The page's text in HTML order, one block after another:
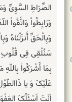
الصِّرَاطِ السَّوِیِّ
وَرَابِطُواْ وَاتَّقُواْ
وَبِالْحَقِّ أَنزَلْنَاهُ
سَنُلْقِی فِی قُلُوبِ
بِمَا أَشْرَکُواْ
عَلَیْکَ وَ یا
اَنْتَ اَسْئَلُکَ